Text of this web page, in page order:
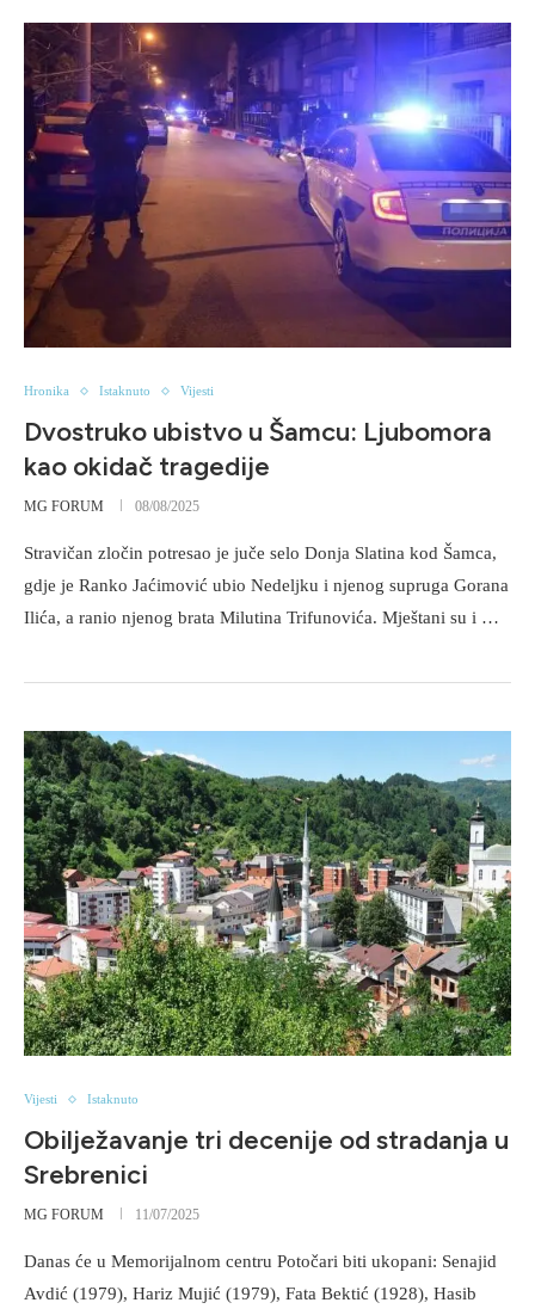
Hronika Istaknuto Vijesti
Dvostruko ubistvo u Šamcu: Ljubomora
kao okidač tragedije
MG FORUM 08/08/2025
Stravičan zločin potresao je juče selo Donja Slatina kod Šamca,
gdje je Ranko Jaćimović ubio Nedeljku i njenog supruga Gorana
Ilića, a ranio njenog brata Milutina Trifunovića. Mještani su i …
Vijesti Istaknuto
Obilježavanje tri decenije od stradanja u
Srebrenici
MG FORUM 11/07/2025
Danas će u Memorijalnom centru Potočari biti ukopani: Senajid
Avdić (1979), Hariz Mujić (1979), Fata Bektić (1928), Hasib